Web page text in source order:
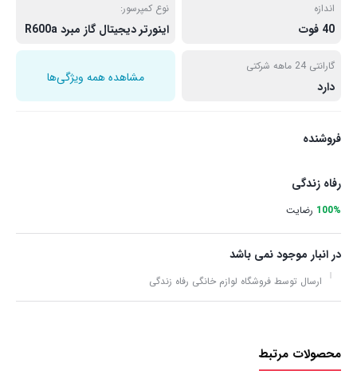
اندازه
40 فوت
نوع کمپرسور:
اینورتر دیجیتال گاز مبرد R600a
گارانتی 24 ماهه شرکتی
دارد
مشاهده همه ویژگی‌ها
فروشنده
رفاه زندگی
100% رضایت
در انبار موجود نمی باشد
ارسال توسط فروشگاه لوازم خانگی رفاه زندگی
محصولات مرتبط